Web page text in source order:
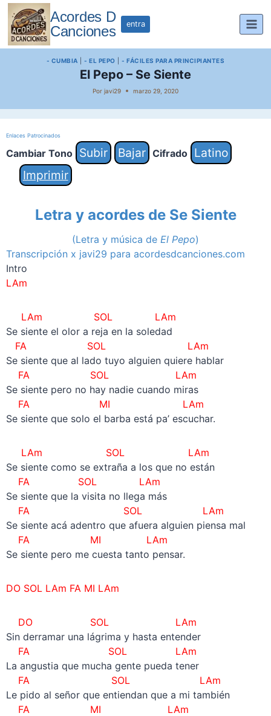
Saltar
contenido
Acordes D
Canciones
entra
- CUMBIA |- EL PEPO |- FÁCILES PARA PRINCIPIANTES
El Pepo – Se Siente
Por javi29 marzo 29, 2020
Enlaces Patrocinados
Cambiar Tono Subir Bajar Cifrado
Latino
Imprimir
Letra y acordes de Se Siente
(Letra y música de El Pepo)
Transcripción x javi29 para acordesdcanciones.com
Intro
LAm
LAm SOL LAm
Se siente el olor a reja en la soledad
FA SOL LAm
Se siente que al lado tuyo alguien quiere hablar
FA SOL LAm
Se siente pero no hay nadie cuando miras
FA MI LAm
Se siente que solo el barba está pa’ escuchar.
LAm SOL LAm
Se siente como se extraña a los que no están
FA SOL LAm
Se siente que la visita no llega más
FA SOL LAm
Se siente acá adentro que afuera alguien piensa mal
FA MI LAm
Se siente pero me cuesta tanto pensar.
DO SOL LAm FA MI LAm
DO SOL LAm
Sin derramar una lágrima y hasta entender
FA SOL LAm
La angustia que mucha gente pueda tener
FA SOL LAm
Le pido al señor que entiendan que a mi también
FA MI LAm